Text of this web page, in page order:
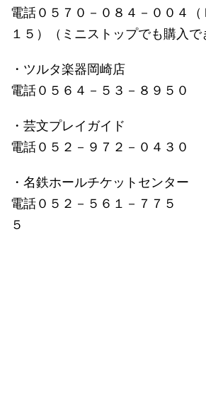
電話０５７０－０８４－００４（
１５）（ミニストップでも購入で
・ツルタ楽器岡崎店
電話０５６４－５３－８９５０
・芸文プレイガイド
電話０５２－９７２－０４３０
・名鉄ホールチケットセンター
電話０５２－５６１－７７５